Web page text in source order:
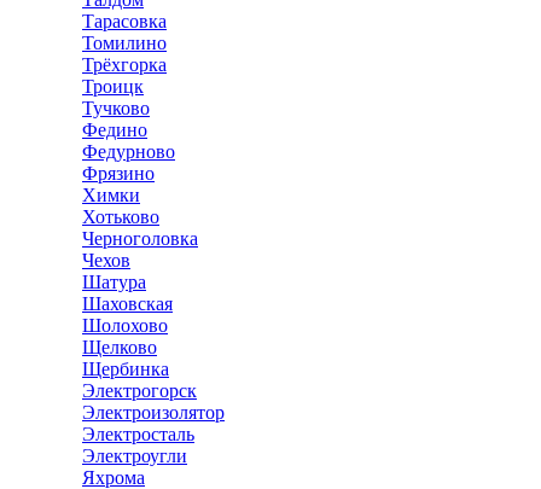
Тарасовка
Томилино
Трёхгорка
Троицк
Тучково
Федино
Федурново
Фрязино
Химки
Хотьково
Черноголовка
Чехов
Шатура
Шаховская
Шолохово
Щелково
Щербинка
Электрогорск
Электроизолятор
Электросталь
Электроугли
Яхрома